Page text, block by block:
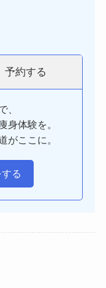
予約する
、
身体験を。
がここに。
る